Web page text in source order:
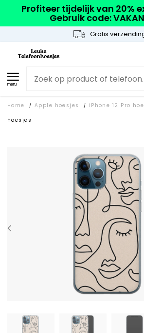
Profiteer tijdelijk van 20%
Gebruik code:
Gratis
menu
Home / Apple hoesjes / iPhone 12 Pro
hoesjes